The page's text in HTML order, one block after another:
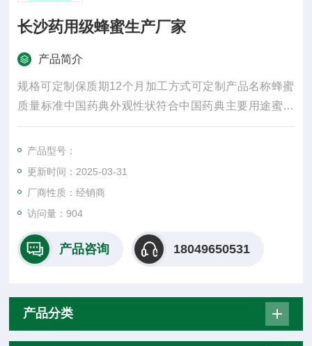
长沙药用级蜂蜜生产厂家
产品简介
规格可定制保质期12个月加工方式可定制产品名称蜂蜜
质量标准中国药典外观性状符合中国药典主要用途蜜丸
制剂类别制剂辅料商家服务交期**包装制止礼盒起批量1
个产品名字蜂蜜包装说明木箱
产品型号：
更新时间：2025-03-31
厂商性质：经销商
访问量：904
产品咨询 18049650531
产品分类